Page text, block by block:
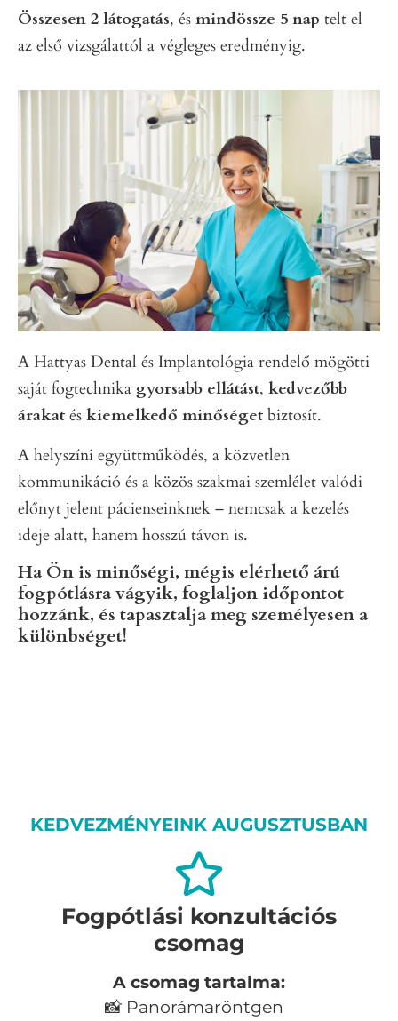
Összesen 2 látogatás, és mindössze 5 nap telt el
az első vizsgálattól a végleges eredményig.
A Hattyas Dental és Implantológia rendelő mögötti
saját fogtechnika gyorsabb ellátást, kedvezőbb
árakat és kiemelkedő minőséget biztosít.
A helyszíni együttműködés, a közvetlen
kommunikáció és a közös szakmai szemlélet valódi
előnyt jelent pácienseinknek – nemcsak a kezelés
ideje alatt, hanem hosszú távon is.
Ha Ön is minőségi, mégis elérhető árú
fogpótlásra vágyik, foglaljon időpontot
hozzánk, és tapasztalja meg személyesen a
különbséget!
KEDVEZMÉNYEINK AUGUSZTUSBAN
Fogpótlási konzultációs
csomag
A csomag tartalma:
📸 Panorámaröntgen